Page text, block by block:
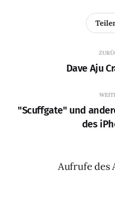
Dave Aju
"Scuffgate" und
des
Aufrufe des